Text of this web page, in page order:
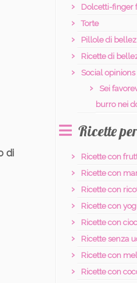
di
Dolcetti-finger
Torte
Pillole di
Ricette di
Social opinions
Sei
burro nei
Ricette
Ricette con
Ricette con
Ricette con
Ricette con
Ricette con
Ricette senza
Ricette con
Ricette con